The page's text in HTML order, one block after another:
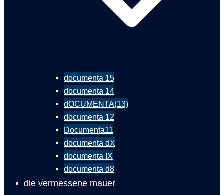
documenta 15
documenta 14
dOCUMENTA(13)
documenta 12
Documenta11
documenta dX
documenta IX
documenta d8
die vermessene mauer